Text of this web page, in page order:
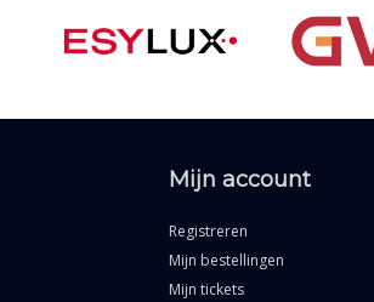
Mijn account
Registreren
Mijn bestellingen
Mijn tickets